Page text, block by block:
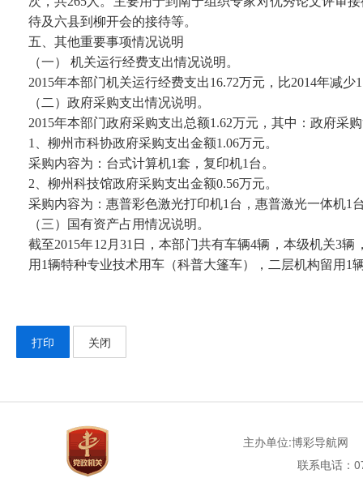
待及六县到柳开会的接待等。
五、其他重要事项情况说明
（一） 机关运行经费支出情况说明。
2015年本部门机关运行经费支出16.72万元，比2014年减
（二）政府采购支出情况说明。
2015年本部门政府采购支出总额1.62万元，其中：政府采
1、柳州市科协政府采购支出金额1.06万元。
采购内容为：台式计算机1套，复印机1台。
2、柳州科技馆政府采购支出金额0.56万元。
采购内容为：惠普彩色激光打印机1台，惠普激光一体机1
（三）国有资产占用情况说明。
截至2015年12月31日，本部门共有车辆4辆，本级机关3
用1辆特种专业技术用车（科普大篷车），二层机构留用1
打印 关闭
主办单位:博彩导航网
联系电话：